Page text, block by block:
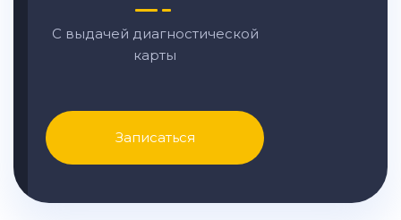
С выдачей диагностической
карты
Записаться